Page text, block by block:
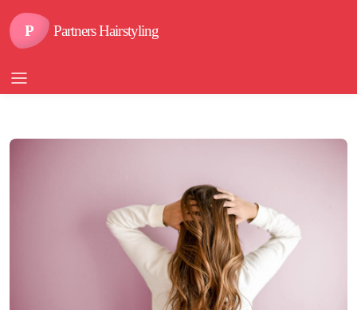
P Partners Hairstyling